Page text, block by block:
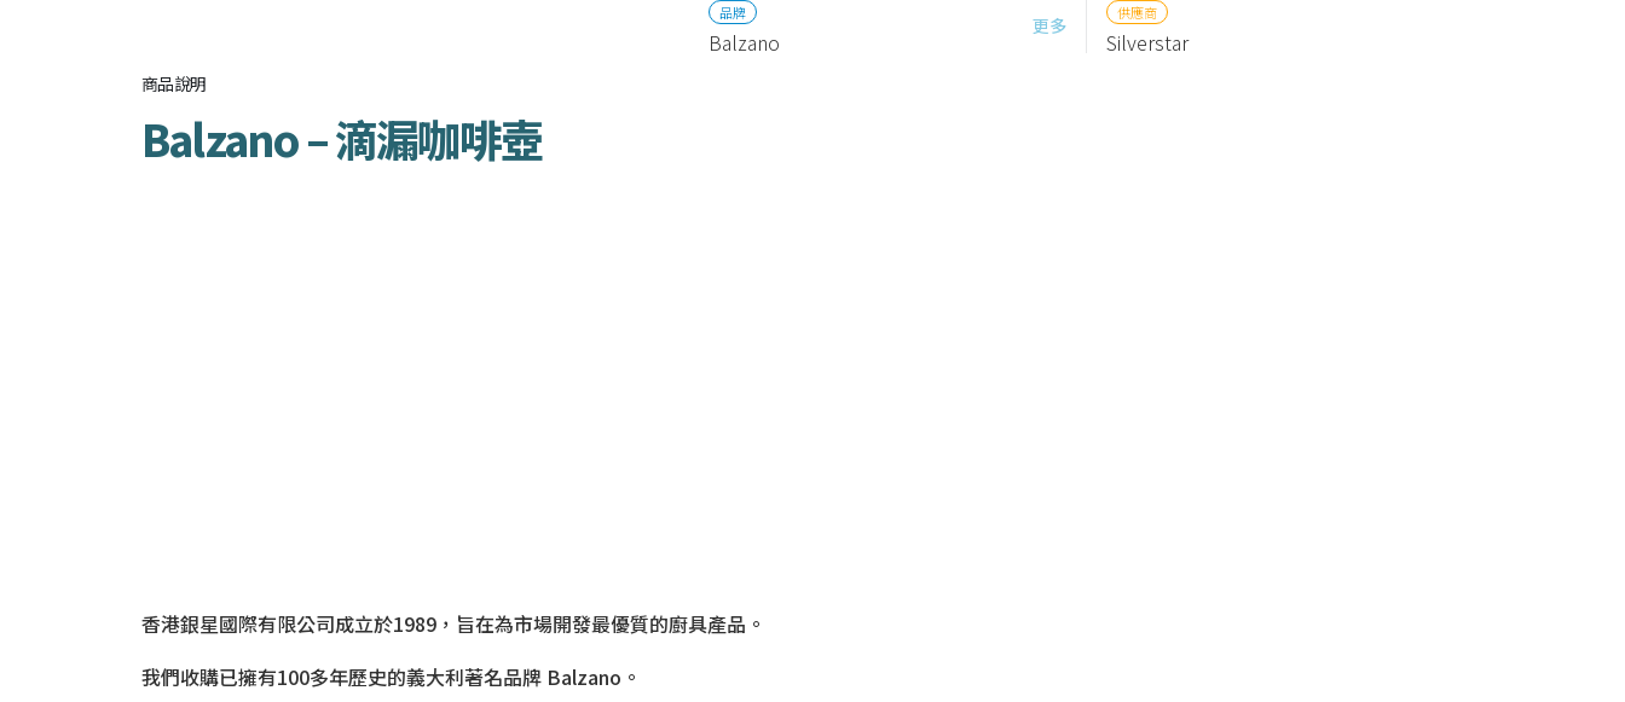
品牌
Balzano
更多
供應商
Silverstar
商品說明
Balzano – 滴漏咖啡壺
香港銀星國際有限公司成立於1989，旨在為市場開發最優質的廚具產品。
我們收購已擁有100多年歷史的義大利著名品牌 Balzano。